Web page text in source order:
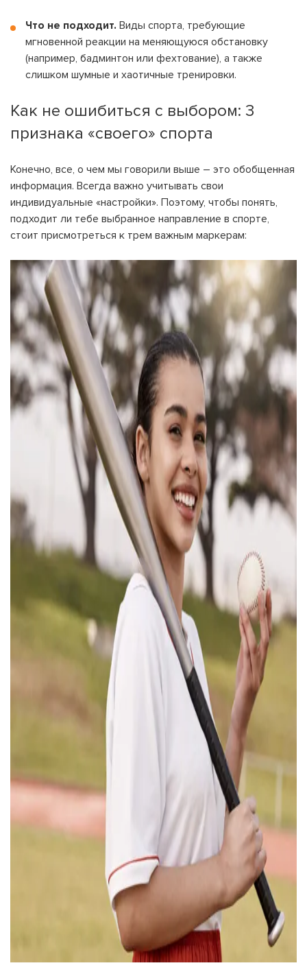
Что не подходит. Виды спорта, требующие
мгновенной реакции на меняющуюся обстановку
(например, бадминтон или фехтование), а также
слишком шумные и хаотичные тренировки.
Как не ошибиться с выбором: 3
признака «своего» спорта
Конечно, все, о чем мы говорили выше – это обобщенная
информация. Всегда важно учитывать свои
индивидуальные «настройки». Поэтому, чтобы понять,
подходит ли тебе выбранное направление в спорте,
стоит присмотреться к трем важным маркерам: